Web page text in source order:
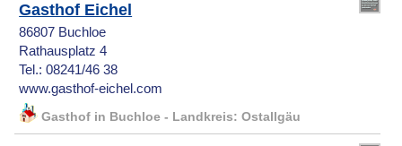
Gasthof Eichel
86807 Buchloe
Rathausplatz 4
Tel.: 08241/46 38
www.gasthof-eichel.com
Gasthof in Buchloe - Landkreis: Ostallgäu